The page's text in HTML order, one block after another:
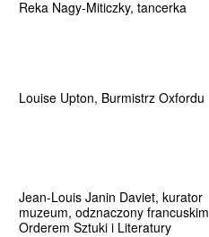
Reka Nagy-Miticzky, tancerka
Louise Upton, Burmistrz Oxfordu
Jean-Louis Janin Daviet, kurator
muzeum, odznaczony francuskim
Orderem Sztuki i Literatury